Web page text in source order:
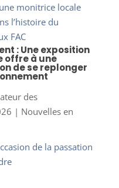
: Une exposition
offre à une
de se replonger
des
| Nouvelles en